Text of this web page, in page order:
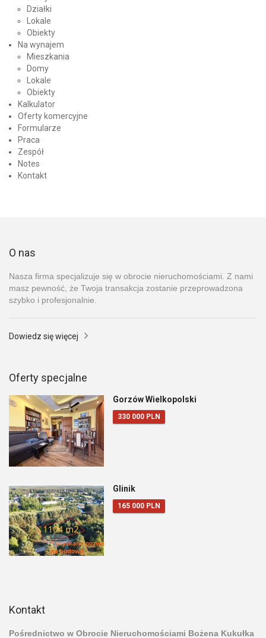
Działki
Lokale
Obiekty
Na wynajem
Mieszkania
Domy
Lokale
Obiekty
Kalkulator
Oferty komercyjne
Formularze
Praca
Zespół
Notes
Kontakt
O nas
Nasza firma specjalizuje się w obrocie nieruchomościami. Z nami
masz pewność, że Twoja transakcja zostanie przeprowadzona
szybko i profesjonalnie.
Dowiedz się więcej
Oferty specjalne
Gorzów Wielkopolski
330 000 PLN
Glinik
165 000 PLN
Kontakt
Pośrednictwo w Obrocie Nieruchomościami Bożena Kukułka